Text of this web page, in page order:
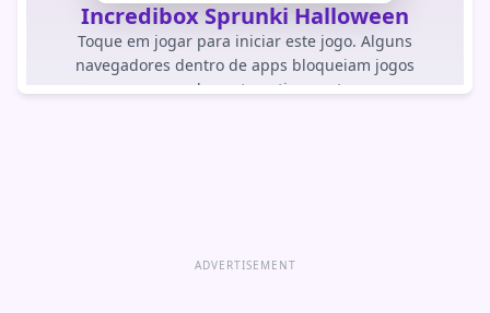
Incredibox Sprunki Halloween
Toque em jogar para iniciar este jogo. Alguns
navegadores dentro de apps bloqueiam jogos
carregados automaticamente.
ADVERTISEMENT